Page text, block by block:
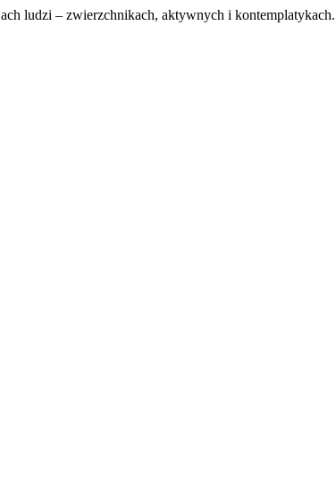
ludzi – zwierzchnikach, aktywnych i kontemplatykach.